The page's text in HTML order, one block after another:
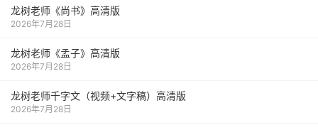
龙树老师《尚书》高清版
2026年7月28日
龙树老师《孟子》高清版
2026年7月28日
龙树老师千字文（视频+文字稿）高清版
2026年7月28日